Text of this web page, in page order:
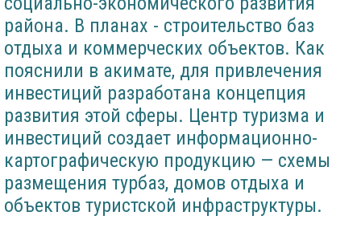
района. В планах - строительство баз
отдыха и коммерческих объектов. Как
пояснили в акимате, для привлечения
инвестиций разработана концепция
развития этой сферы. Центр туризма и
инвестиций создает информационно-
картографическую продукцию — схемы
размещения турбаз, домов отдыха и
объектов туристской инфраструктуры.